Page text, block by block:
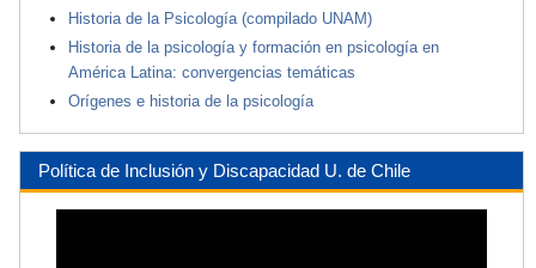
Historia de la Psicología (compilado UNAM)
Historia de la psicología y formación en psicología en
América Latina: convergencias temáticas
Orígenes e historia de la psicología
Política de Inclusión y Discapacidad U. de Chile